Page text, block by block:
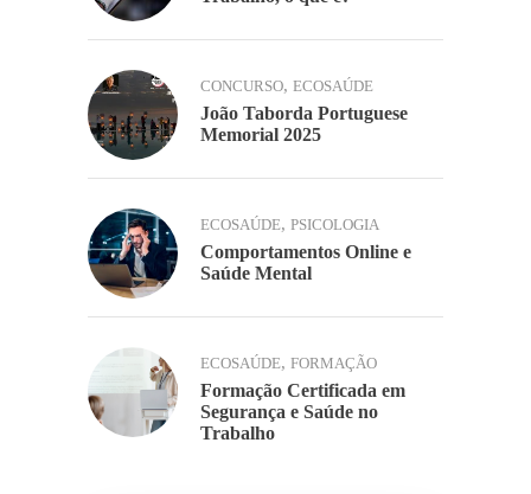
CONCURSO, ECOSAÚDE
João Taborda Portuguese
Memorial 2025
ECOSAÚDE, PSICOLOGIA
Comportamentos Online e
Saúde Mental
ECOSAÚDE, FORMAÇÃO
Formação Certificada em
Segurança e Saúde no
Trabalho